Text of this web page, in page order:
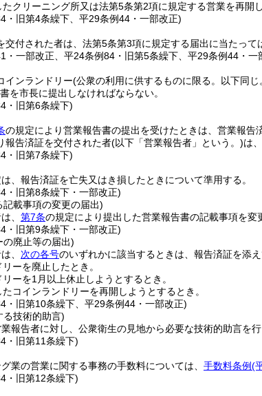
クリーニング所又は法第5条第2項に規定する営業を再開
・旧第4条繰下、平29条例44・一部改正)
交付された者は、法第5条第3項に規定する届出に当たって
・一部改正、平24条例84・旧第5条繰下、平29条例44・一
インランドリー(公衆の利用に供するものに限る。以下同じ
を市長に提出しなければならない。
・旧第6条繰下)
の規定により営業報告書の提出を受けたときは、営業報告
報告済証を交付された者(以下「営業報告者」という。)は
・旧第7条繰下)
、報告済証を亡失又はき損したときについて準用する。
・旧第8条繰下・一部改正)
載事項の変更の届出)
、 第7条の規定により提出した営業報告書の記載事項を変
・旧第9条繰下・一部改正)
廃止等の届出)
、 次の各号のいずれかに該当するときは、報告済証を添
ーを廃止したとき。
ーを1月以上休止しようとするとき。
コインランドリーを再開しようとするとき。
・旧第10条繰下、平29条例44・一部改正)
る技術的助言)
報告者に対し、公衆衛生の見地から必要な技術的助言を行
・旧第11条繰下)
業の営業に関する事務の手数料については、 手数料条例(
・旧第12条繰下)